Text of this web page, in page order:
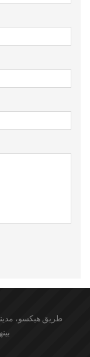
طريق هيكسو، مدينة